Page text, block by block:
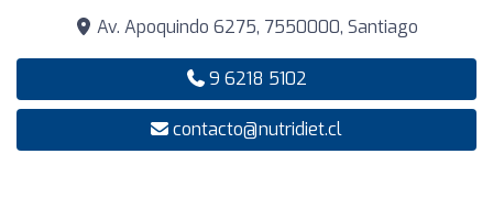
Av. Apoquindo 6275, 7550000, Santiago
9 6218 5102
contacto@nutridiet.cl